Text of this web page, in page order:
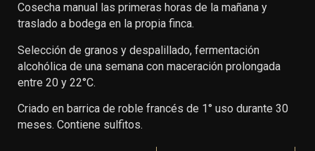
Cosecha manual las primeras horas de la mañana y
traslado a bodega en la propia finca.
Selección de granos y despalillado, fermentación
alcohólica de una semana con maceración prolongada
entre 20 y 22°C.
Criado en barrica de roble francés de 1° uso durante 30
meses. Contiene sulfitos.